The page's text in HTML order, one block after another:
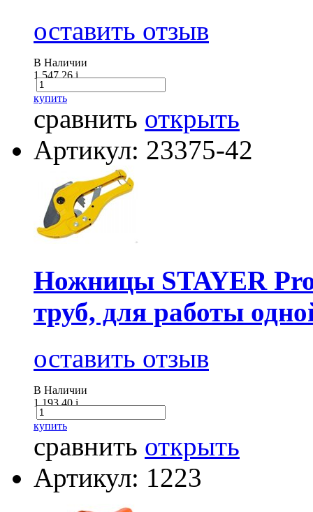
оставить отзыв
В Наличии
1 547.26i
купить
сравнить открыть
Артикул: 23375-42
Ножницы STAYER
труб, для работы
оставить отзыв
В Наличии
1 193.40i
купить
сравнить открыть
Артикул: 1223